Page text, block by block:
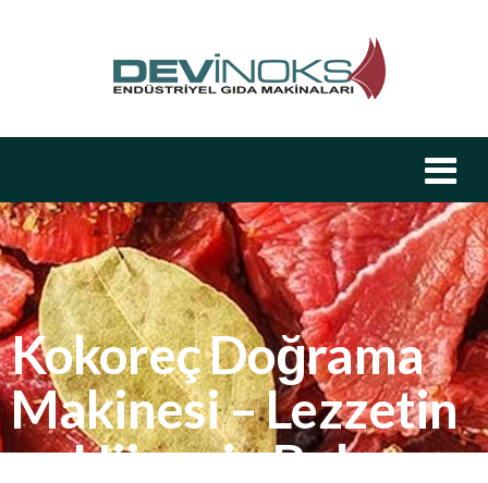
Kokoreç Doğrama
Makinesi – Lezzetin
ve Hijyenin Buluşma